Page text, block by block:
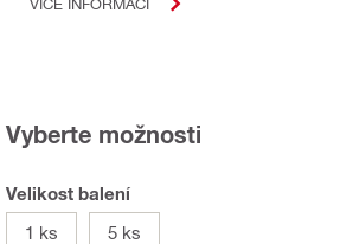
Vyberte možnosti
Velikost balení
1 ks
5 ks